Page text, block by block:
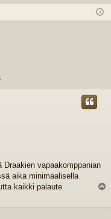
au ist
vapaakomppanian
aika minimaalisella
kaikki palaute